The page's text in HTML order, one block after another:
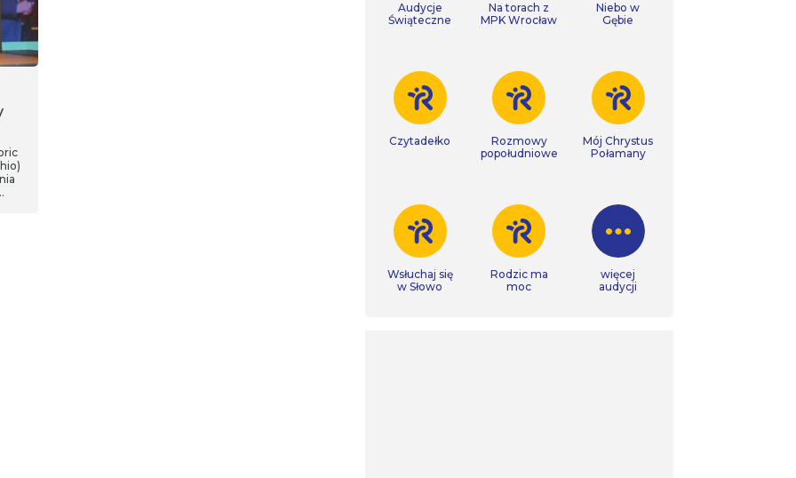
Audycje
Świąteczne
Na torach z
MPK Wrocław
Niebo w
Gębie
Czytadełko
Rozmowy
popołudniowe
Mój Chrystus
Połamany
Wsłuchaj się
w Słowo
Rodzic ma
moc
więcej
audycji